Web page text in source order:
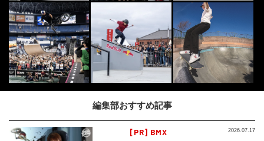
編集部おすすめ記事
[PR] BMX 2026.07.17